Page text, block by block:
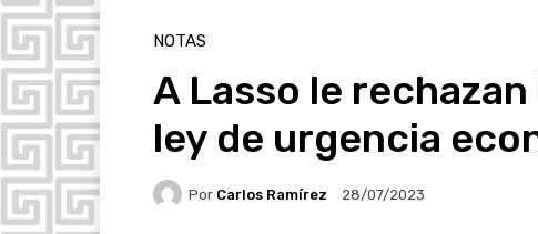
NOTAS
A Lasso le
ley de urgencia
Por Carlos Ramírez 28/07/2023